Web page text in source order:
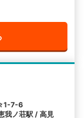
1-7-6
我ノ荘駅 / 高見